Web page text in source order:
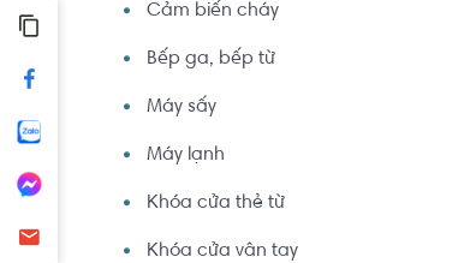
Cảm biến cháy
Bếp ga, bếp từ
Máy sấy
Máy lạnh
Khóa cửa thẻ từ
Khóa cửa vân tay